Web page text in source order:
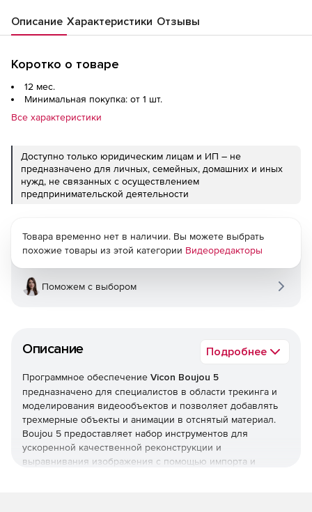
Описание Характеристики Отзывы
Коротко о товаре
12 мес.
Минимальная покупка: от 1 шт.
Все характеристики
Доступно только юридическим лицам и ИП – не
предназначено для личных, семейных, домашних и иных
нужд, не связанных с осуществлением
предпринимательской деятельности
Описание Подробнее
Программное обеспечение Vicon Boujou 5
предназначено для специалистов в области трекинга и
моделирования видеообъектов и позволяет добавлять
трехмерные объекты и анимации в отснятый материал.
Boujou 5 предоставляет набор инструментов для
ускоренной качественной реконструкции и
выравнивания изображения с помощью импорта и
Товара временно нет в наличии. Вы можете выбрать
похожие товары из этой категории Видеоредакторы
Поможем с выбором